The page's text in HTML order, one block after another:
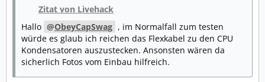
Zitat von Livehack
Hallo
ObeyCapSwag , im Normalfall zum testen
würde es glaub ich reichen das Flexkabel zu den CPU
Kondensatoren auszustecken. Ansonsten wären da
sicherlich Fotos vom Einbau hilfreich.